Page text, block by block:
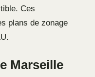
Ces
plans de zonage
Marseille